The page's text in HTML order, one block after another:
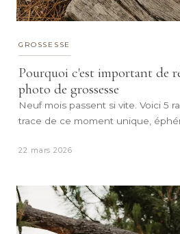
GROSSESSE
Pourquoi c'est important de
photo de grossesse
Neuf mois passent si vite. Voici 5
trace de ce moment unique,
22 mars 2026